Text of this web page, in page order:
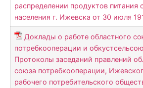
распределении продуктов питания
населения г. Ижевска от 30 июля
Доклады о работе областного
потребкооперации и
Протоколы заседаний правлений
союза потребкооперации,
рабочего потребительского